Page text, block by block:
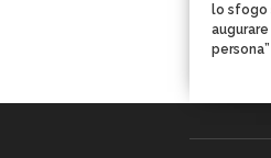
lo sfogo
persona”